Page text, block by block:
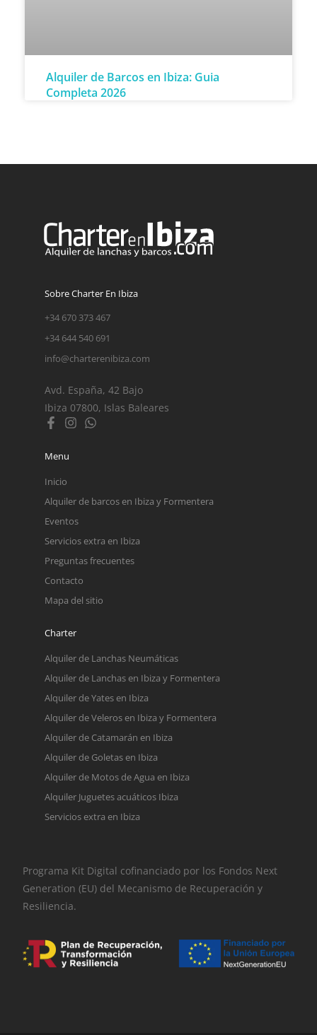
Alquiler de Barcos en Ibiza: Guia
Completa 2026
Sobre Charter En Ibiza
+34 670 373 467
+34 644 540 691
info@charterenibiza.com
Avd. España, 42 Bajo
Ibiza 07800, Islas Baleares
Menu
Inicio
Alquiler de barcos en Ibiza y Formentera
Eventos
Servicios extra en Ibiza
Preguntas frecuentes
Contacto
Mapa del sitio
Charter
Alquiler de Lanchas Neumáticas
Alquiler de Lanchas en Ibiza y Formentera
Alquiler de Yates en Ibiza
Alquiler de Veleros en Ibiza y Formentera
Alquiler de Catamarán en Ibiza
Alquiler de Goletas en Ibiza
Alquiler de Motos de Agua en Ibiza
Alquiler Juguetes acuáticos Ibiza
Servicios extra en Ibiza
Programa Kit Digital cofinanciado por los Fondos Next
Generation (EU) del Mecanismo de Recuperación y
Resiliencia.